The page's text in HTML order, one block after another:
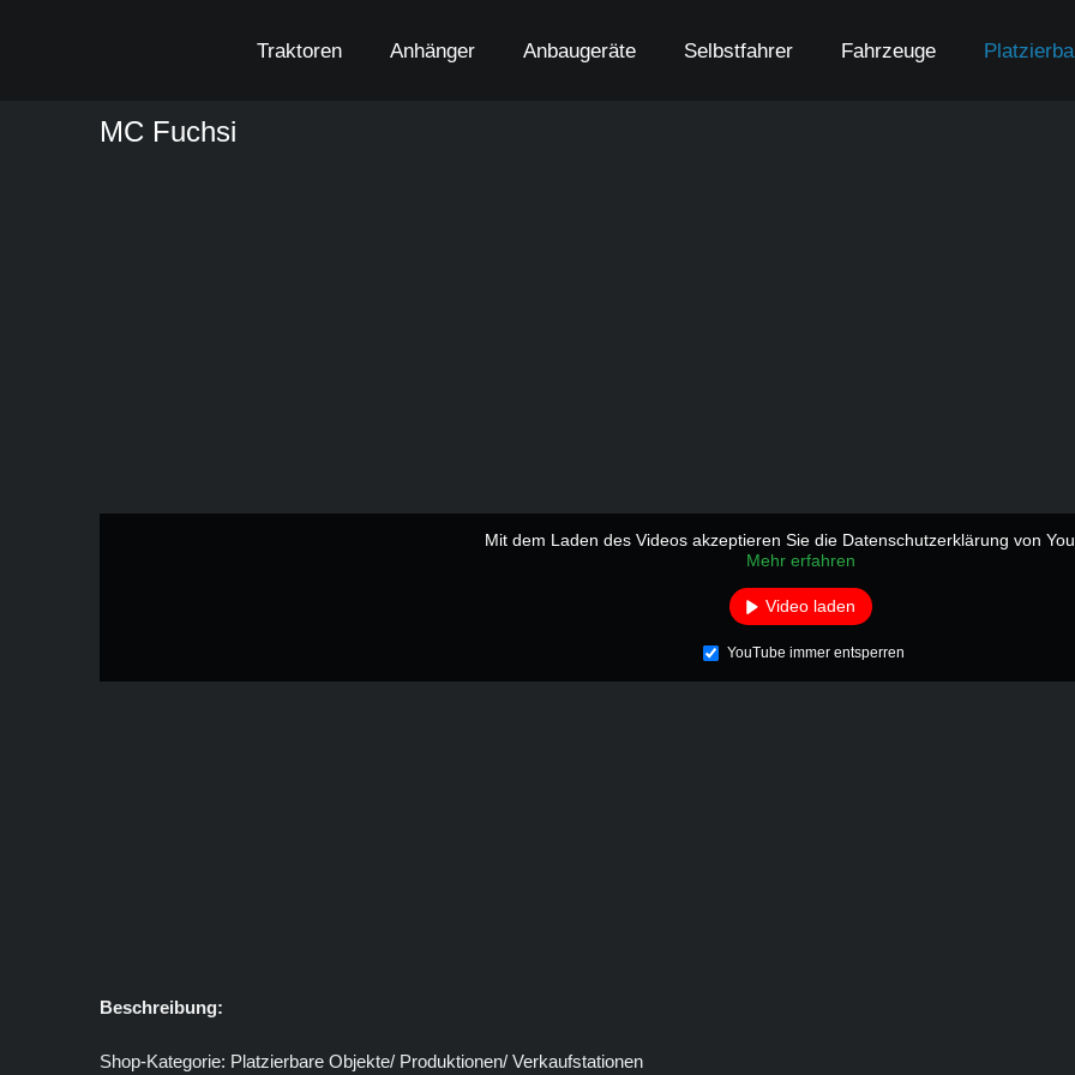
Traktoren Anhänger Anbaugeräte Selbstfahrer Fahrzeuge
MC Fuchsi
Mit dem Laden des Videos akzeptieren Sie die Datenschutzerklärung von
Mehr erfahren
Video laden
YouTube immer entsperren
Beschreibung:
Shop-Kategorie: Platzierbare Objekte/ Produktionen/ Verkaufstationen